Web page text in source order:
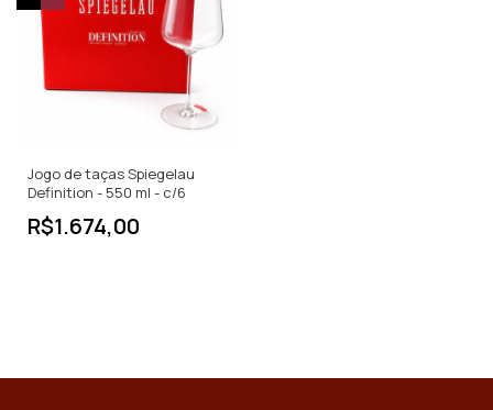
Jogo de taças Spiegelau
Definition - 550 ml - c/6
R$1.674,00